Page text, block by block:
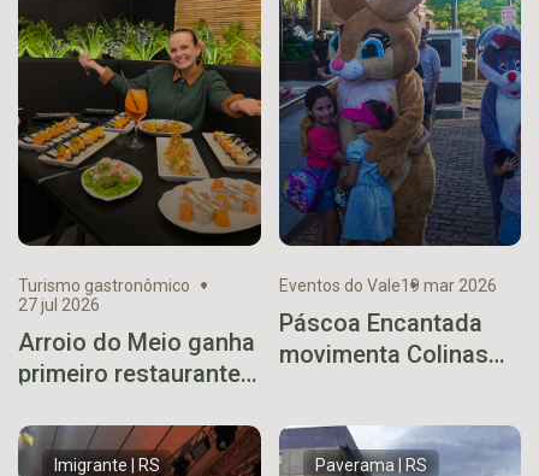
Turismo gastronômico
27 jul 2026
Arroio do Meio ganha
primeiro restaurante
sushi
Eventos do Vale19 mar 2026
Páscoa Encantada
movimenta Colinas
anos de emancipação
Imigrante | RS Paverama | RS